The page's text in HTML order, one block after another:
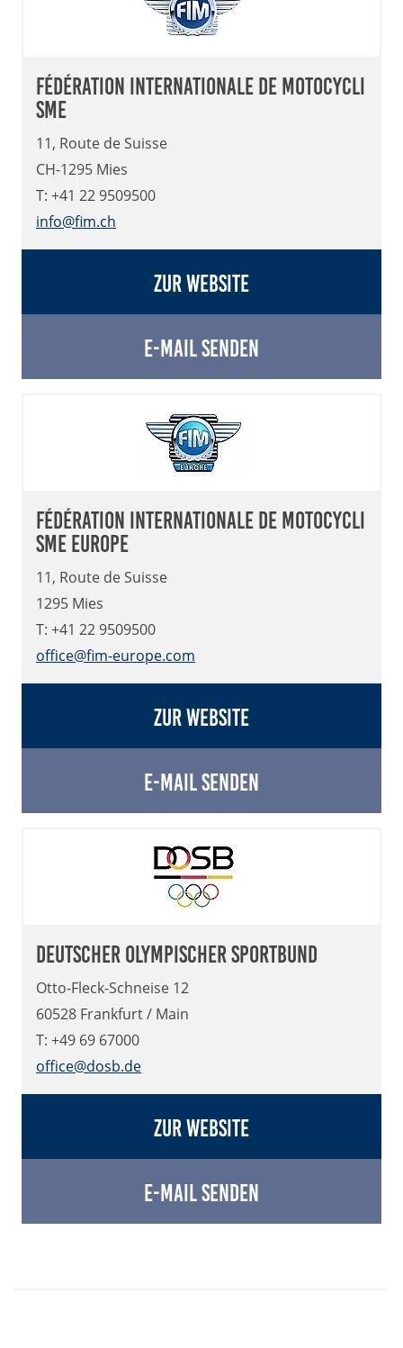
Fédération Internationale de Motocycli
sme
11, Route de Suisse
CH-1295 Mies
T: +41 22 9509500
info@fim.ch
Zur Website
E-Mail senden
Fédération Internationale de Motocycli
sme Europe
11, Route de Suisse
1295 Mies
T: +41 22 9509500
office@fim-europe.com
Zur Website
E-Mail senden
Deutscher Olympischer Sportbund
Otto-Fleck-Schneise 12
60528 Frankfurt / Main
T: +49 69 67000
office@dosb.de
Zur Website
E-Mail senden